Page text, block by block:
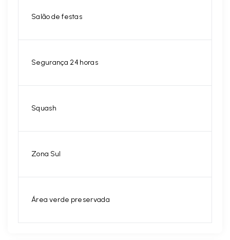
Salão de festas
Segurança 24 horas
Squash
Zona Sul
Área verde preservada